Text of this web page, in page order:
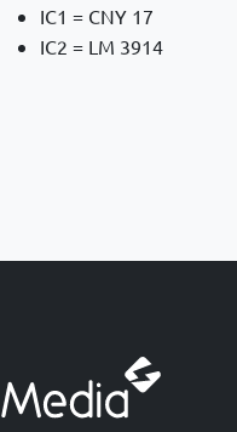
IC1 = CNY 17
IC2 = LM 3914